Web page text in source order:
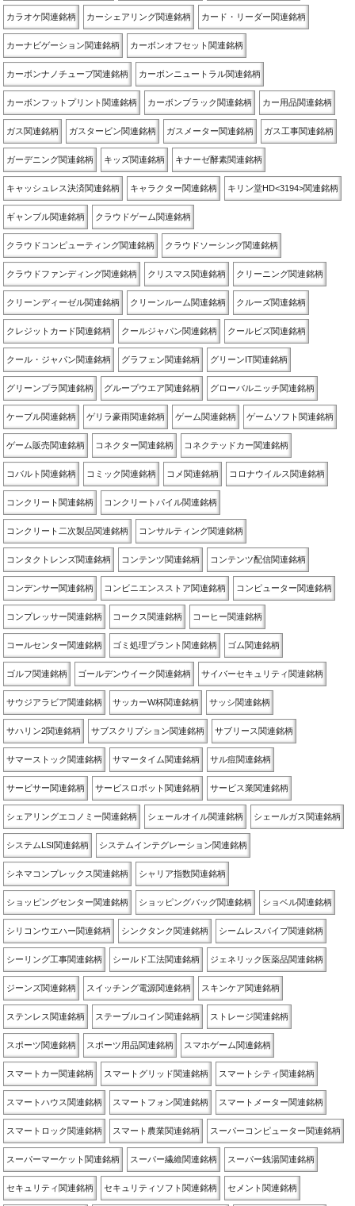
カラオケ関連銘柄 カーシェアリング関連銘柄 カード・リーダー関連銘柄
カーナビゲーション関連銘柄 カーボンオフセット関連銘柄
カーボンナノチューブ関連銘柄 カーボンニュートラル関連銘柄
カーボンフットプリント関連銘柄 カーボンブラック関連銘柄 カー用品関連銘柄
ガス関連銘柄 ガスタービン関連銘柄 ガスメーター関連銘柄 ガス工事関連銘柄
ガーデニング関連銘柄 キッズ関連銘柄 キナーゼ酵素関連銘柄
キャッシュレス決済関連銘柄 キャラクター関連銘柄 キリン堂HD<3194>関連銘柄
ギャンブル関連銘柄 クラウドゲーム関連銘柄
クラウドコンピューティング関連銘柄 クラウドソーシング関連銘柄
クラウドファンディング関連銘柄 クリスマス関連銘柄 クリーニング関連銘柄
クリーンディーゼル関連銘柄 クリーンルーム関連銘柄 クルーズ関連銘柄
クレジットカード関連銘柄 クールジャパン関連銘柄 クールビズ関連銘柄
クール・ジャパン関連銘柄 グラフェン関連銘柄 グリーンIT関連銘柄
グリーンプラ関連銘柄 グループウエア関連銘柄 グローバルニッチ関連銘柄
ケーブル関連銘柄 ゲリラ豪雨関連銘柄 ゲーム関連銘柄 ゲームソフト関連銘柄
ゲーム販売関連銘柄 コネクター関連銘柄 コネクテッドカー関連銘柄
コバルト関連銘柄 コミック関連銘柄 コメ関連銘柄 コロナウイルス関連銘柄
コンクリート関連銘柄 コンクリートパイル関連銘柄
コンクリート二次製品関連銘柄 コンサルティング関連銘柄
コンタクトレンズ関連銘柄 コンテンツ関連銘柄 コンテンツ配信関連銘柄
コンデンサー関連銘柄 コンビニエンスストア関連銘柄 コンピューター関連銘柄
コンプレッサー関連銘柄 コークス関連銘柄 コーヒー関連銘柄
コールセンター関連銘柄 ゴミ処理プラント関連銘柄 ゴム関連銘柄
ゴルフ関連銘柄 ゴールデンウイーク関連銘柄 サイバーセキュリティ関連銘柄
サウジアラビア関連銘柄 サッカーW杯関連銘柄 サッシ関連銘柄
サハリン2関連銘柄 サブスクリプション関連銘柄 サブリース関連銘柄
サマーストック関連銘柄 サマータイム関連銘柄 サル痘関連銘柄
サービサー関連銘柄 サービスロボット関連銘柄 サービス業関連銘柄
シェアリングエコノミー関連銘柄 シェールオイル関連銘柄 シェールガス関連銘柄
システムLSI関連銘柄 システムインテグレーション関連銘柄
シネマコンプレックス関連銘柄 シャリア指数関連銘柄
ショッピングセンター関連銘柄 ショッピングバッグ関連銘柄 ショベル関連銘柄
シリコンウエハー関連銘柄 シンクタンク関連銘柄 シームレスパイプ関連銘柄
シーリング工事関連銘柄 シールド工法関連銘柄 ジェネリック医薬品関連銘柄
ジーンズ関連銘柄 スイッチング電源関連銘柄 スキンケア関連銘柄
ステンレス関連銘柄 ステーブルコイン関連銘柄 ストレージ関連銘柄
スポーツ関連銘柄 スポーツ用品関連銘柄 スマホゲーム関連銘柄
スマートカー関連銘柄 スマートグリッド関連銘柄 スマートシティ関連銘柄
スマートハウス関連銘柄 スマートフォン関連銘柄 スマートメーター関連銘柄
スマートロック関連銘柄 スマート農業関連銘柄 スーパーコンピューター関連銘柄
スーパーマーケット関連銘柄 スーパー繊維関連銘柄 スーパー銭湯関連銘柄
セキュリティ関連銘柄 セキュリティソフト関連銘柄 セメント関連銘柄